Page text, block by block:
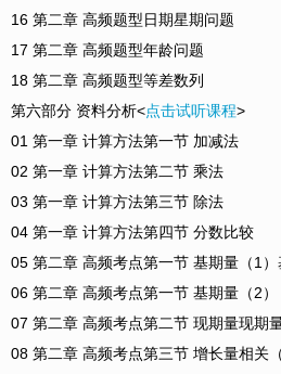
16 第二章 高频题型日期星期问题
17 第二章 高频题型年龄问题
18 第二章 高频题型等差数列
第六部分 资料分析<点击试听课程>
01 第一章 计算方法第一节 加减法
02 第一章 计算方法第二节 乘法
03 第一章 计算方法第三节 除法
04 第一章 计算方法第四节 分数比较
05 第二章 高频考点第一节 基期量（1
06 第二章 高频考点第一节 基期量（2
07 第二章 高频考点第二节 现期量现期
08 第二章 高频考点第三节 增长量相关